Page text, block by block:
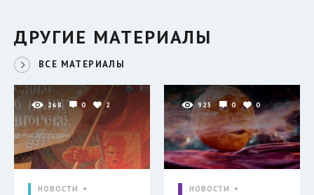
ДРУГИЕ МАТЕРИАЛЫ
ВСЕ МАТЕРИАЛЫ
268 0 2
НОВОСТИ
925 0 0
НОВОСТИ